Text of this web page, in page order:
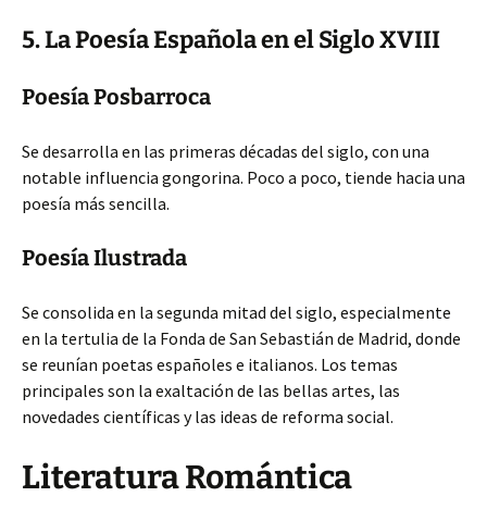
5. La Poesía Española en el Siglo XVIII
Poesía Posbarroca
Se desarrolla en las primeras décadas del siglo, con una
notable influencia gongorina. Poco a poco, tiende hacia una
poesía más sencilla.
Poesía Ilustrada
Se consolida en la segunda mitad del siglo, especialmente
en la tertulia de la Fonda de San Sebastián de Madrid, donde
se reunían poetas españoles e italianos. Los temas
principales son la exaltación de las bellas artes, las
novedades científicas y las ideas de reforma social.
Literatura Romántica